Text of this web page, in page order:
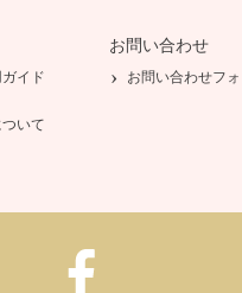
イド
いて
お問い合わせ
お問い合わせフ